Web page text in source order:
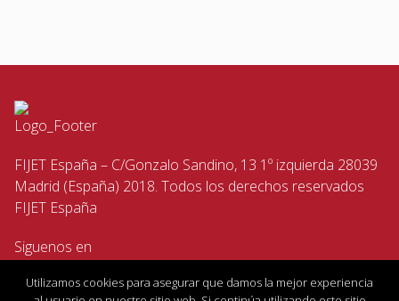
FIJET España – C/Gonzalo Sandino, 13 1º izquierda 28039
Madrid (España) 2018. Todos los derechos reservados
FIJET España
Siguenos en
Utilizamos cookies para asegurar que damos la mejor experiencia